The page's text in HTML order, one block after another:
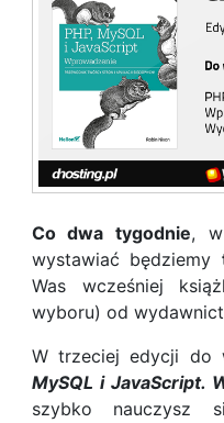
Co dwa tygodnie, w
wystawiać będziemy
Was wcześniej
wyboru) od
W trzeciej edycji do
MySQL i JavaScript.
szybko nauczysz